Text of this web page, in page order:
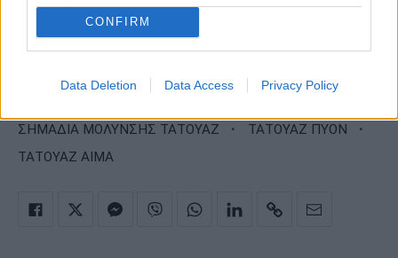
CONFIRM
Data Deletion Data Access Privacy Policy
ΣΗΜΑΔΙΑ ΜΟΛΥΝΣΗΣ ΤΑΤΟΥΑΖ · ΤΑΤΟΥΑΖ ΠΥΟΝ ·
ΤΑΤΟΥΑΖ ΑΙΜΑ